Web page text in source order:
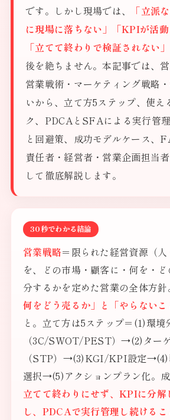
です。しかし現場では、
「立派
に現場に落ちない」「KPIが活動
「立てて終わりで検証されない」
後を絶ちません。本記事では、
営業戦術・マーケティング戦略
いから、立て方5ステップ、使え
ク、PDCAとSFAによる実行管
と回避策、成功モデルケース
責任者・経営者・営業企画担当
して徹底解説します。
30秒でわかる結論
営業戦略＝限られた経営資源（人
を、どの市場・顧客に・何を・
分するかを定めた営業の全体方針
何をどう売るか」と「やらないこ
と。立て方は5ステップ＝(1)環境
（3C/SWOT/PEST）→(2)ター
（STP）→(3)KGI/KPI設定→(4)
選択→(5)アクションプラン化。
立てて終わりにせず、KPIに分
し、PDCAで実行管理し続けるこ